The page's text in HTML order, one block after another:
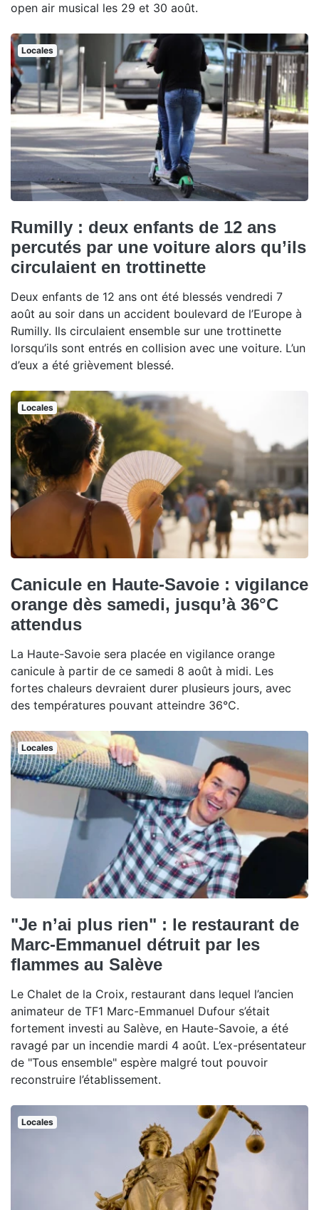
open air musical les 29 et 30 août.
Locales
Rumilly : deux enfants de 12 ans
percutés par une voiture alors qu’ils
circulaient en trottinette
Deux enfants de 12 ans ont été blessés vendredi 7
août au soir dans un accident boulevard de l’Europe à
Rumilly. Ils circulaient ensemble sur une trottinette
lorsqu’ils sont entrés en collision avec une voiture. L’un
d’eux a été grièvement blessé.
Locales
Canicule en Haute-Savoie : vigilance
orange dès samedi, jusqu’à 36°C
attendus
La Haute-Savoie sera placée en vigilance orange
canicule à partir de ce samedi 8 août à midi. Les
fortes chaleurs devraient durer plusieurs jours, avec
des températures pouvant atteindre 36°C.
Locales
"Je n’ai plus rien" : le restaurant de
Marc-Emmanuel détruit par les
flammes au Salève
Le Chalet de la Croix, restaurant dans lequel l’ancien
animateur de TF1 Marc-Emmanuel Dufour s’était
fortement investi au Salève, en Haute-Savoie, a été
ravagé par un incendie mardi 4 août. L’ex-présentateur
de "Tous ensemble" espère malgré tout pouvoir
reconstruire l’établissement.
Locales